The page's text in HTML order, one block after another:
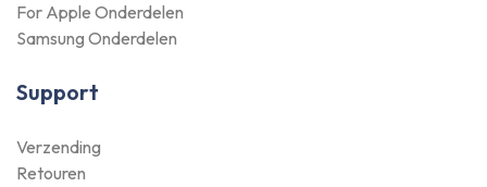
For Apple Onderdelen
Samsung Onderdelen
Support
Verzending
Retouren